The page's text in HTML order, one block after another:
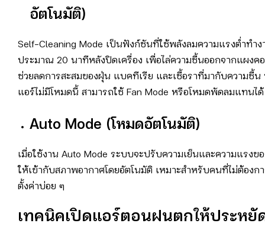
อัตโนมัติ)
Self-Cleaning Mode เป็นฟังก์ชันที่ใช้พลังลมความแรงต่ำทำง
ประมาณ 20 นาทีหลังปิดเครื่อง เพื่อไล่ความชื้นออกจากแผงค
ช่วยลดการสะสมของฝุ่น แบคทีเรีย และเชื้อราที่มากับความชื้น
แอร์ไม่มีโหมดนี้ สามารถใช้ Fan Mode หรือโหมดพัดลมแทนได้
Auto Mode (โหมดอัตโนมัติ)
เมื่อใช้งาน Auto Mode ระบบจะปรับความเย็นและความแรงข
ให้เข้ากับสภาพอากาศโดยอัตโนมัติ เหมาะสำหรับคนที่ไม่ต้องก
ตั้งค่าบ่อย ๆ
เทคนิคเปิดแอร์ตอนฝนตกให้ประหยั